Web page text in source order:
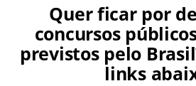
Quer ficar por
concursos
previstos pelo
links